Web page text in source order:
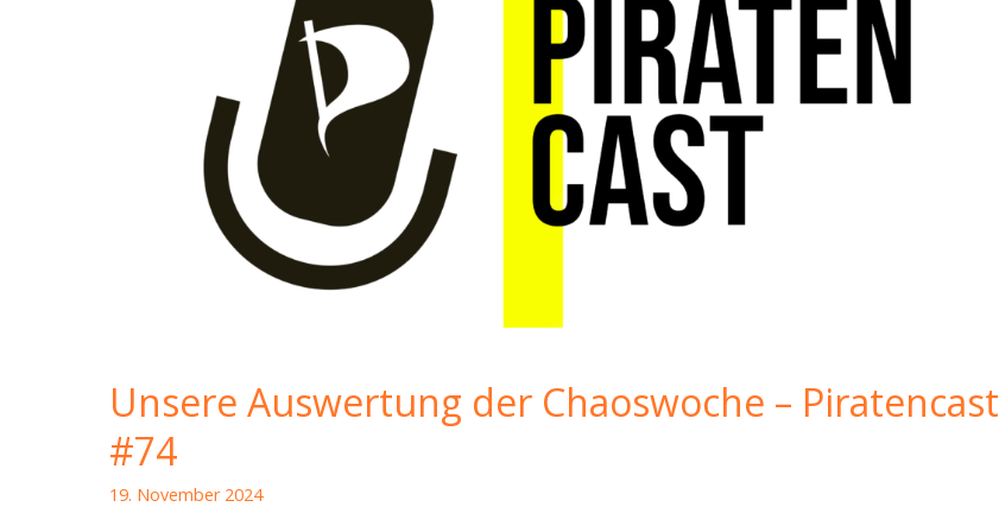
Unsere Auswertung der Chaoswoche – Piratencast
#74
19. November 2024